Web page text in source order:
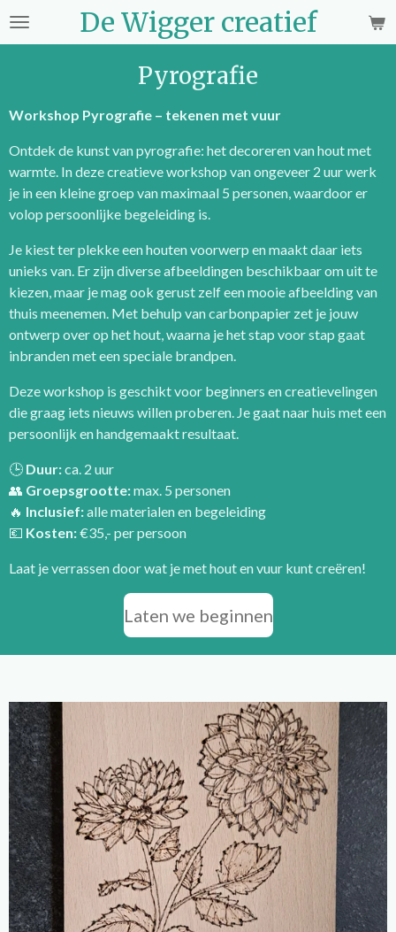
Ga
De Wigger creatief
Pyrografie
Workshop Pyrografie – tekenen met vuur
Ontdek de kunst van pyrografie: het decoreren van hout met
warmte. In deze creatieve workshop van ongeveer 2 uur werk
je in een kleine groep van maximaal 5 personen, waardoor er
volop persoonlijke begeleiding is.
Je kiest ter plekke een houten voorwerp en maakt daar iets
unieks van. Er zijn diverse afbeeldingen beschikbaar om uit te
kiezen, maar je mag ook gerust zelf een mooie afbeelding van
thuis meenemen. Met behulp van carbonpapier zet je jouw
ontwerp over op het hout, waarna je het stap voor stap gaat
inbranden met een speciale brandpen.
Deze workshop is geschikt voor beginners en creatievelingen
die graag iets nieuws willen proberen. Je gaat naar huis met een
persoonlijk en handgemaakt resultaat.
🕒 Duur:ca. 2 uur
👥 Groepsgrootte:max. 5 personen
🔥 Inclusief:alle materialen en begeleiding
💶 Kosten:€35,- per persoon
Laat je verrassen door wat je met hout en vuur kunt creëren!
Laten we beginnen